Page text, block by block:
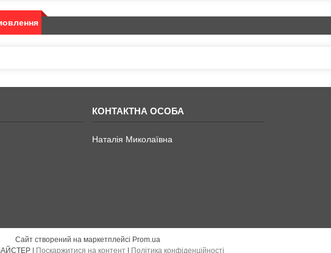
Наталія Миколаївна
Сайт створений на маркетплейсі Prom.ua
Поскаржитися на контент Політика конфіденційності